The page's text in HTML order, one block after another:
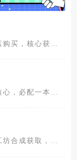
往日不再火箭筒弹药无法通过商店购买，核心获取途径为击败特定敌...
陆小凤的秘籍搭配以凤舞九天为核心，必配一本攻击型绝世甲级秘籍...
乱斗西游远影套四件套主要通过工坊合成获取，同时套装的部分部件...